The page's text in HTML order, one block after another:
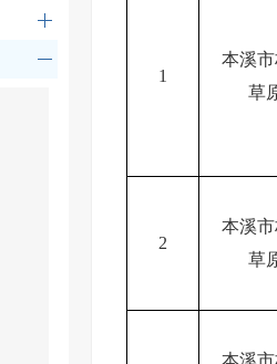
1
本溪
草
2
本溪
草
本溪